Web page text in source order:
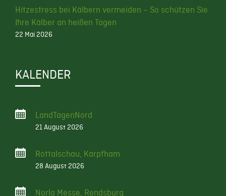
Hitzestress bei Kälbern vermeiden – So schützen Sie
Ihre Kälber an heißen Tagen
22 Mai 2026
KALENDER
LandTagenNord
21 August 2026
Rottalschau, Karpfham
28 August 2026
Norla Messe, Rendsburg